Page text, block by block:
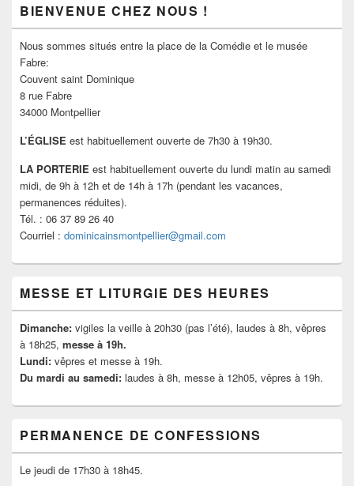
principale
de
widget
pour
barre
latérale
BIENVENUE CHEZ NOUS !
Nous sommes situés entre la place de la Comédie et le musée
Fabre:
Couvent saint Dominique
8 rue Fabre
34000 Montpellier
L’ÉGLISE est habituellement ouverte de 7h30 à 19h30.
LA PORTERIE est habituellement ouverte du lundi matin au samedi
midi, de 9h à 12h et de 14h à 17h (pendant les vacances,
permanences réduites).
Tél. : 06 37 89 26 40
Courriel : dominicainsmontpellier@gmail.com
MESSE ET LITURGIE DES HEURES
Dimanche: vigiles la veille à 20h30 (pas l’été), laudes à 8h, vêpres
à 18h25, messe à 19h.
Lundi: vêpres et messe à 19h.
Du mardi au samedi: laudes à 8h, messe à 12h05, vêpres à 19h.
PERMANENCE DE CONFESSIONS
Le jeudi de 17h30 à 18h45.